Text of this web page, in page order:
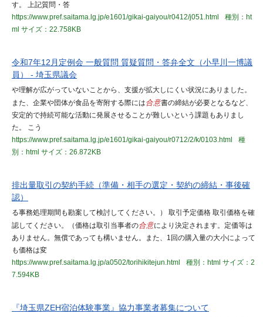
す。 上記質問・答
https://www.pref.saitama.lg.jp/e1601/gikai-gaiyou/r0412/j051.html
種別：ht
ml サイズ：22.758KB
令和7年12月定例会 一般質問 質疑質問・答弁全文（小早川一博議
員） - 埼玉県議会
や理解が広がっていないことから、支援が拡大しにくい状況にありました。
また、企業や団体が食品を寄附する際には合意書の締結が必要となるなど、
安定的で持続可能な活動に発展させることが難しいという課題もありまし
た。 こう
https://www.pref.saitama.lg.jp/e1601/gikai-gaiyou/r0712/2/k/0103.html
種
別：html サイズ：26.872KB
排出量取引の契約手続（準備・相手の選定・契約の締結・事後確
認）
る事務処理期間も勘案して検討してください。） 取引予定価格 取引価格を確
認してください。（価格は取引当事者の合意により決定されます。定価等は
ありません。無償であっても構いません。また、1回の購入量の大小によって
も価格は変
https://www.pref.saitama.lg.jp/a0502/torihikitejun.html
種別：html サイズ：2
7.594KB
『埼玉県ZEH宿泊体験事業』協力事業者募集について